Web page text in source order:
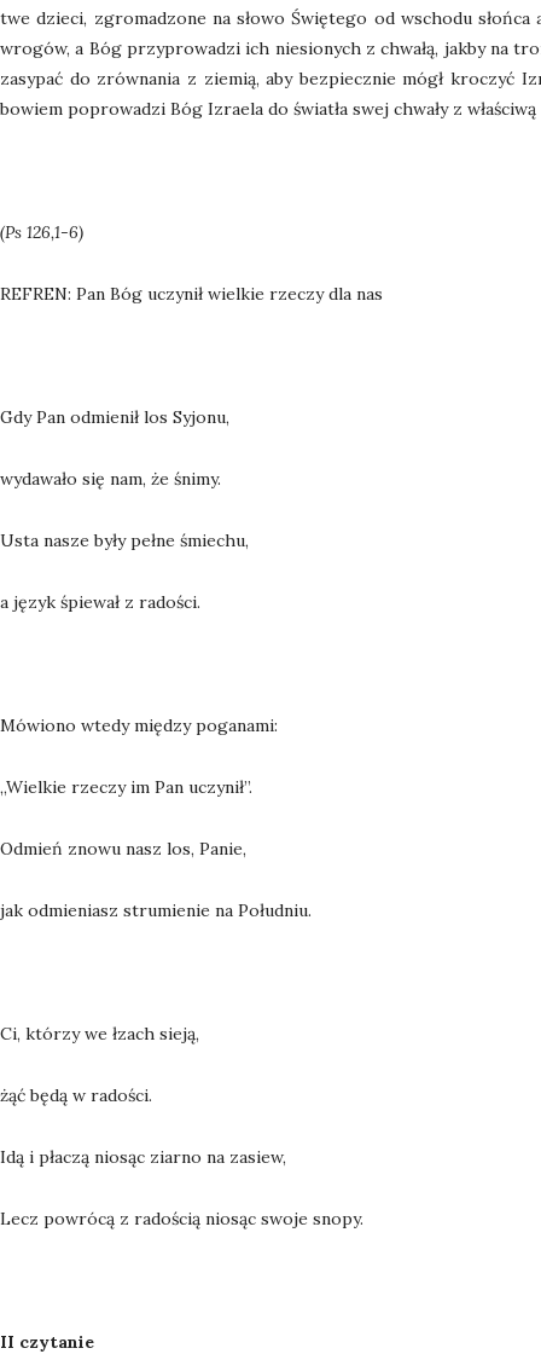
twe dzieci, zgromadzone na słowo Świętego od wschodu
wrogów, a Bóg przyprowadzi ich niesionych z chwałą, jakby na
zasypać do zrównania z ziemią, aby bezpiecznie mógł kroczyć
bowiem poprowadzi Bóg Izraela do światła swej chwały z
(Ps 126,1-6)
REFREN: Pan Bóg uczynił wielkie rzeczy dla nas
Gdy Pan odmienił los Syjonu,
wydawało się nam, że śnimy.
Usta nasze były pełne śmiechu,
a język śpiewał z radości.
Mówiono wtedy między poganami:
„Wielkie rzeczy im Pan uczynił”.
Odmień znowu nasz los, Panie,
jak odmieniasz strumienie na Południu.
Ci, którzy we łzach sieją,
żąć będą w radości.
Idą i płaczą niosąc ziarno na zasiew,
Lecz powrócą z radością niosąc swoje snopy.
II czytanie